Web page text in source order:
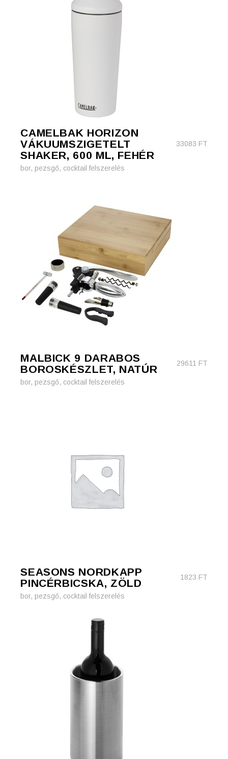
CAMELBAK HORIZON
VÁKUUMSZIGETELT
SHAKER, 600 ML, FEHÉR
33083 FT
bor, pezsgő, cocktail felszerelés
MALBICK 9 DARABOS
BOROSKÉSZLET, NATÚR
29611 FT
bor, pezsgő, cocktail felszerelés
SEASONS NORDKAPP
PINCÉRBICSKA, ZÖLD
1823 FT
bor, pezsgő, cocktail felszerelés